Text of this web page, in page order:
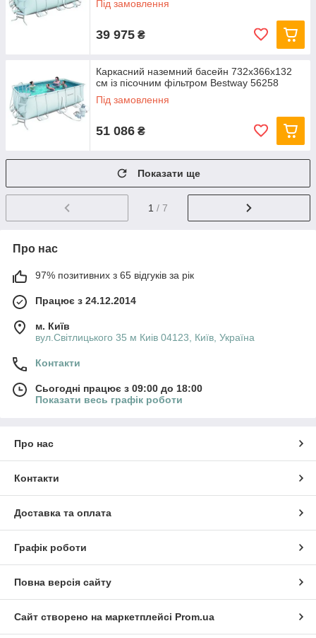
Під замовлення
39 975 ₴
Каркасний наземний басейн 732x366х132
см із пісочним фільтром Bestway 56258
Під замовлення
51 086 ₴
Показати ще
1 / 7
Про нас
97% позитивних з 65 відгуків за рік
Працює з 24.12.2014
м. Київ
вул.Світлицького 35 м Киів 04123, Київ, Україна
Контакти
Сьогодні працює з 09:00 до 18:00
Показати весь графік роботи
Про нас
Контакти
Доставка та оплата
Графік роботи
Повна версія сайту
Сайт створено на маркетплейсі Prom.ua